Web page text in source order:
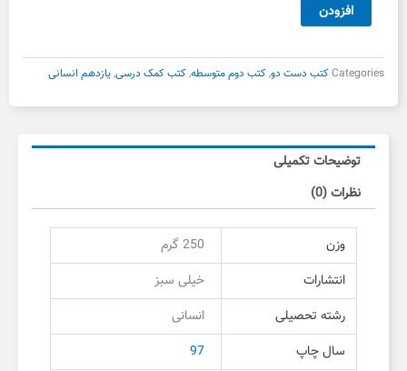
یازدهم
سبز
دوم
افزودن
Categoriesکتب دست دو,کتب دوم متوسطه,کتب کمک درسی,یازدهم انسانی
توضیحات تکمیلی
نظرات (0)
وزن
250 گرم
انتشارات
خیلی سبز
رشته تحصیلی
انسانی
سال چاپ
97